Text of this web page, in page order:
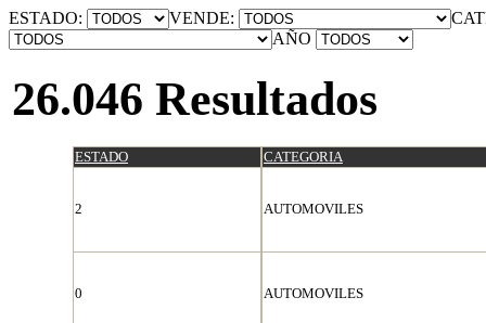
ESTADO: VENDE:
AÑO
26.046 Resultados
ESTADO CATEGORIA
2 AUTOMOVILES
0 AUTOMOVILES